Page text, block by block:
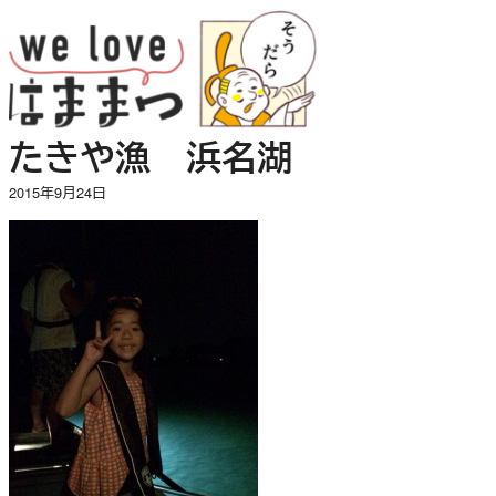
容
を
ス
キ
ッ
プ
たきや漁 浜名湖
2015年9月24日